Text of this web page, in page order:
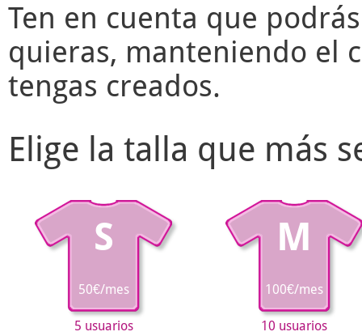
Ten en cuenta que
quieras, manteniendo el
tengas creados.
Elige la talla que más
S
50€/mes
5 usuarios
M
100€/mes
10 usuarios